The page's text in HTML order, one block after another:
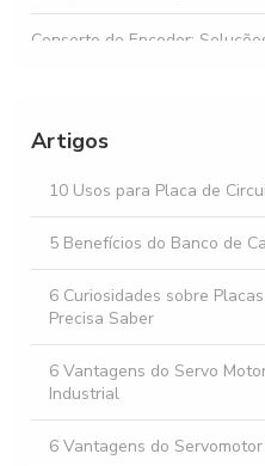
Conserto de Encoder:
Como Escolher o Melhor
para Sua Aplicação
Artigos
10 Usos para Placa de
5 Benefícios do Banco de
6 Curiosidades sobre
Precisa Saber
6 Vantagens do Servo
Industrial
6 Vantagens do